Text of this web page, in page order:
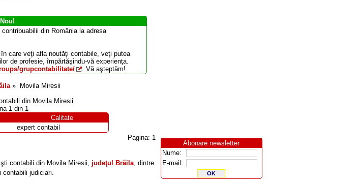
Nou!
din România la adresa
care veţi afla noutăţi contabile, veţi putea
de profesie, împărtăşindu-vă experienţa.
grupcontabilitate/ . Vă aşteptăm!
»
Movila Miresii
din Movila Miresii
1 din 1
Calitate
expert contabil
Pagina: 1
contabili din Movila Miresii, judeţul Brăila, dintre
judiciari.
Abonare newsletter
Nume:
E-mail: